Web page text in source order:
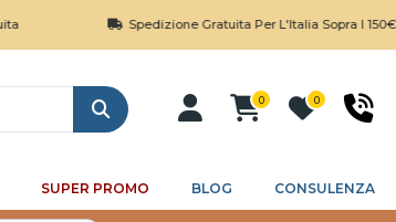
Spedizione Gratuita Per L'Italia Sopra I 150€
Cerca
0 0
SUPER PROMO BLOG CONSULENZA